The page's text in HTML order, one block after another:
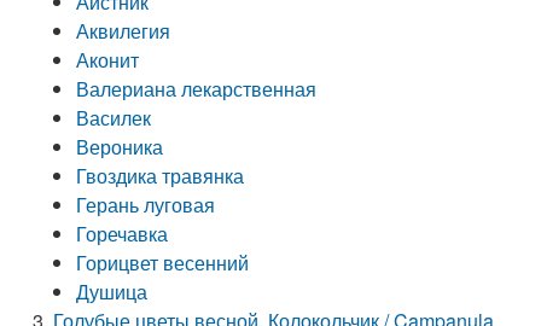
Аквилегия
Аконит
Валериана лекарственная
Василек
Вероника
Гвоздика травянка
Герань луговая
Горечавка
Горицвет весенний
Душица